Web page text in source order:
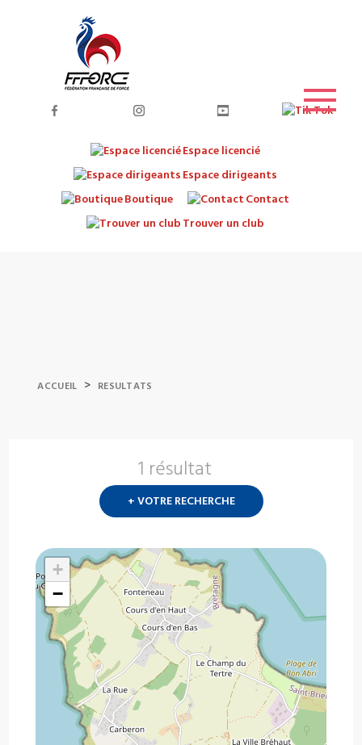
Espace licencié
Espace dirigeants
Boutique
Contact
Trouver un club
ACCUEIL > RESULTATS
1 résultat
+ VOTRE RECHERCHE
+
−